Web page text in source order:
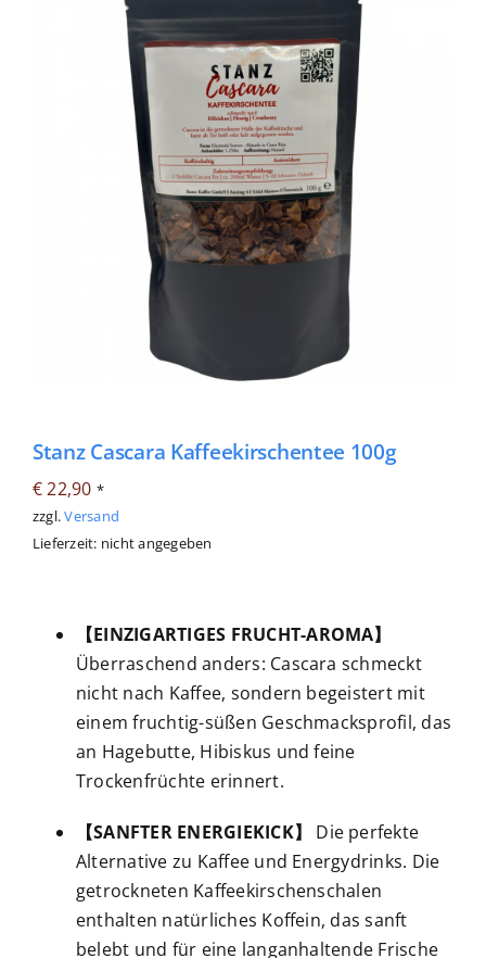
Fachbücher
Poster, Karten, Medien
Stanz Cascara Kaffeekirschentee 100g
€22,90 *
zzgl.Versand
Lieferzeit: nicht angegeben
【EINZIGARTIGES FRUCHT-AROMA】
Überraschend anders: Cascara schmeckt
nicht nach Kaffee, sondern begeistert mit
einem fruchtig-süßen Geschmacksprofil, das
an Hagebutte, Hibiskus und feine
Trockenfrüchte erinnert.
【SANFTER ENERGIEKICK】
Die perfekte
Alternative zu Kaffee und Energydrinks. Die
getrockneten Kaffeekirschenschalen
enthalten natürliches Koffein, das sanft
belebt und für eine langanhaltende Frische